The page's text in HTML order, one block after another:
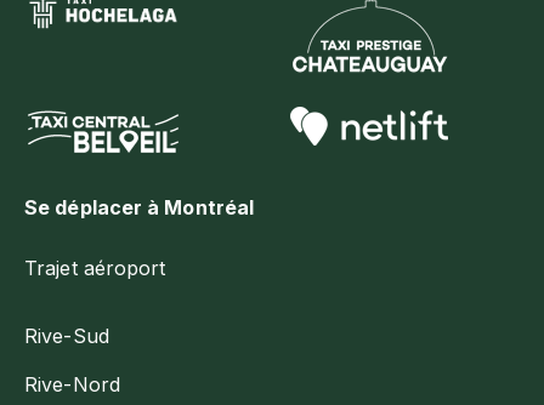
Se déplacer à Montréal
Trajet aéroport
Rive-Sud
Rive-Nord